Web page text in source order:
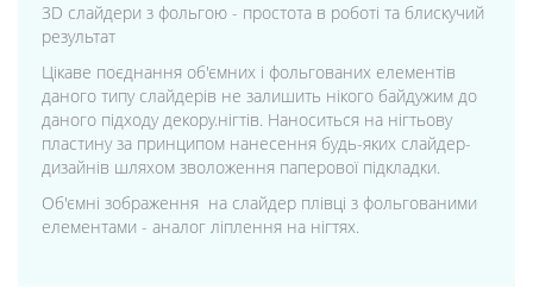
3D слайдери з фольгою - простота в роботі та блискучий
результат
Цікаве поєднання об'ємних і фольгованих елементів
даного типу слайдерів не залишить нікого байдужим до
даного підходу декору.нігтів. Наноситься на нігтьову
пластину за принципом нанесення будь-яких слайдер-
дизайнів шляхом зволоження паперової підкладки.
Об'ємні зображення на слайдер плівці з фольгованими
елементами - аналог ліплення на нігтях.